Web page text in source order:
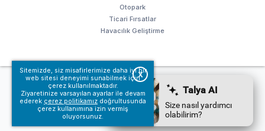
Sitemizde, siz misafirlerimize daha iyi bir
web sitesi deneyimi sunabilmek için
çerez kullanılmaktadır.
Ziyaretinize varsayılan ayarlar ile devam
ederek çerez politikamız doğrultusunda
çerez kullanımına izin vermiş
oluyorsunuz.
X
Otopark
Ticari Fırsatlar
Havacılık Geliştirme
© Fraport TAV Antalya Havalimanı, 2018. Tüm hakları saklıdır.
Kullanım koşullarımız
Bilgi Toplumu hizmetleri